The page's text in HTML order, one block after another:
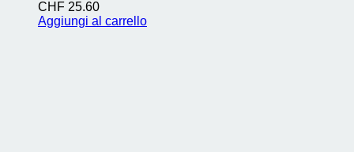
CHF 25.60
Aggiungi al carrello